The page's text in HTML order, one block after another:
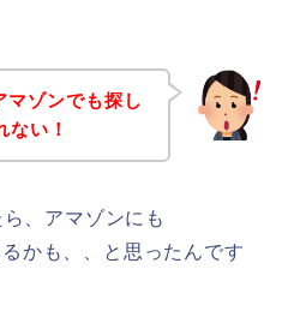
ゾンでも探し
い！
、アマゾンにも
かも、、と思ったんです